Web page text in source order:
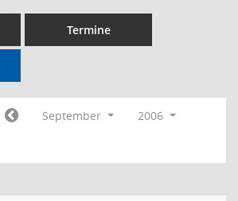
Termine
September
2006